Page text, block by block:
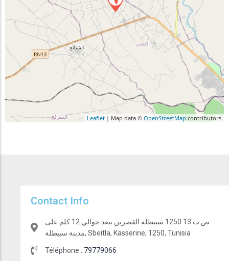
Leaflet | Map data © OpenStreetMap contributors
Contact Info
ص ب 13 1250 سبيطلة القصرين يبعد حوالي 12 كلم على
مدينة سبيطلة, Sbeitla, Kasserine, 1250, Tunisia
Téléphone:: 79779066